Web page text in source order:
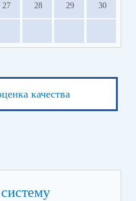
27 28 29 30
качества